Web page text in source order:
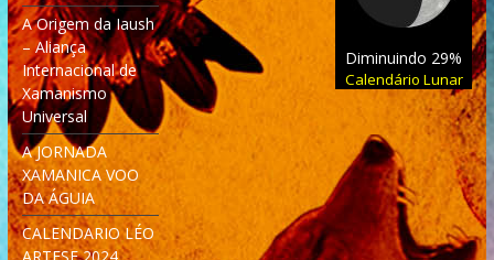
A Origem da Iaush
– Aliança
Internacional de
Xamanismo
Universal
A JORNADA
XAMANICA VOO
DA ÁGUIA
CALENDARIO LÉO
Diminuindo 29%
Calendário Lunar